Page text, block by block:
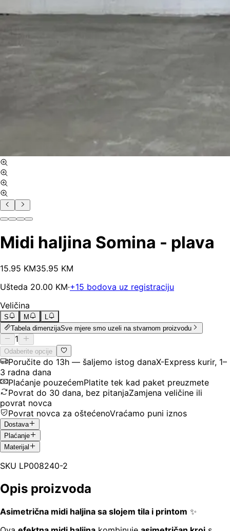
Midi haljina Somina - plava
15.95 KM35.95 KM
Ušteda 20.00 KM·+15 bodova uz registraciju
Veličina
S M
L
Tabela dimenzijaSve mjere smo uzeli na stvarnom proizvodu
1
Odaberite opcije
Poručite do 13h — šaljemo istog danaX-Express kurir, 1–
3 radna dana
Plaćanje pouzećemPlatite tek kad paket preuzmete
Povrat do 30 dana, bez pitanjaZamjena veličine ili
povrat novca
Povrat novca za oštećenoVraćamo puni iznos
Dostava
Plaćanje
Materijal
SKU LP008240-2
Opis proizvoda
Asimetrična midi haljina sa slojem tila i printom ✨